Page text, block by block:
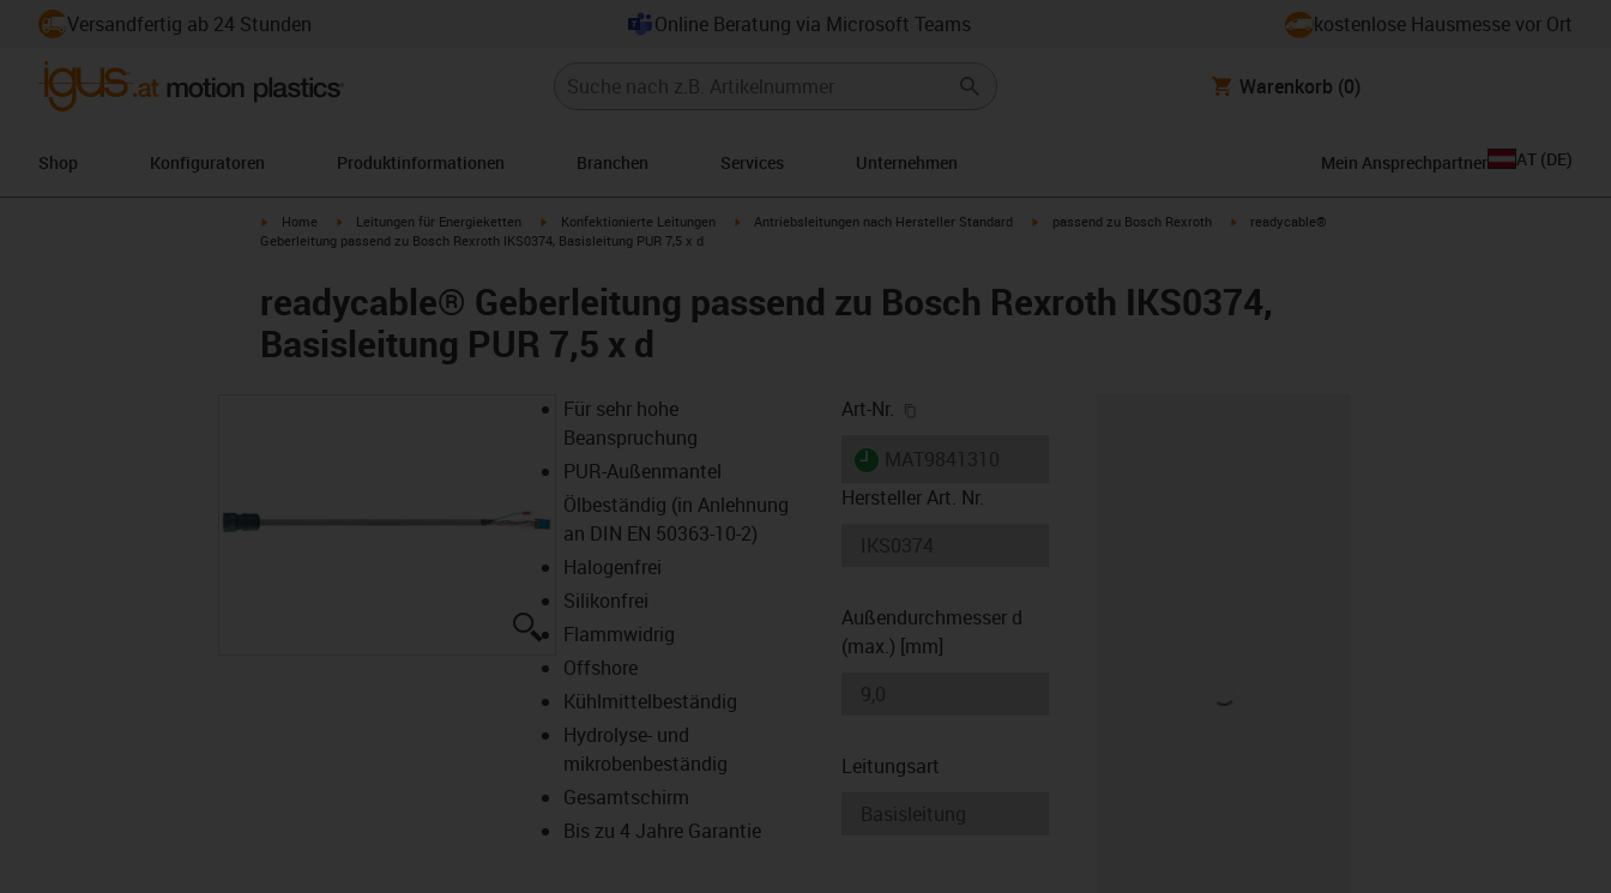
Versandfertig ab 24 Stunden Online Beratung via Microsoft Teams kostenlose Hausmesse vor Ort
Warenkorb (0)
Shop Konfiguratoren Produktinformationen Branchen Services Unternehmen Mein Ansprechpartner AT (DE)
igus-icon-arrow-right
Home igus-icon-arrow-right
Leitungen für Energieketten igus-icon-arrow-right
Konfektionierte Leitungen igus-icon-arrow-right
Antriebsleitungen nach Hersteller Standard igus-icon-arrow-right
passend zu Bosch Rexroth igus-icon-arrow-right
readycable®
Geberleitung passend zu Bosch Rexroth IKS0374, Basisleitung PUR 7,5 x d
readycable® Geberleitung passend zu Bosch Rexroth IKS0374,
Basisleitung PUR 7,5 x d
igus-icon-lupe
Für sehr hohe
Beanspruchung
PUR-Außenmantel
Ölbeständig (in Anlehnung
an DIN EN 50363-10-2)
Halogenfrei
Silikonfrei
Flammwidrig
Offshore
Kühlmittelbeständig
Hydrolyse- und
mikrobenbeständig
Gesamtschirm
Bis zu 4 Jahre Garantie
Art-Nr.
igus-icon-lieferzeit
Hersteller Art. Nr.
Außendurchmesser d
(max.) [mm]
Leitungsart